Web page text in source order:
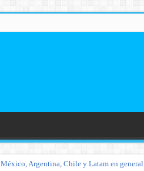
Argentina, Chile y Latam en general